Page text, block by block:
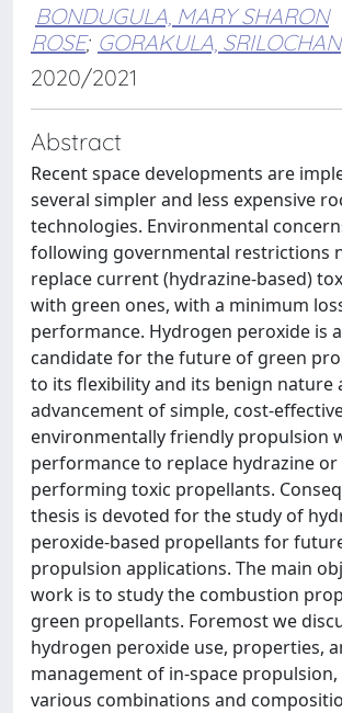
BONDUGULA, MARY SHARON
ROSE; GORAKULA, SRILOCHAN
2020/2021
Abstract
Recent space developments are
several simpler and less expensive
technologies. Environmental
following governmental restrictions
replace current (hydrazine-based)
with green ones, with a minimum
performance. Hydrogen peroxide is
candidate for the future of green
to its flexibility and its benign nature
advancement of simple, cost-
environmentally friendly propulsion
performance to replace hydrazine
performing toxic propellants.
thesis is devoted for the study of
peroxide-based propellants for
propulsion applications. The main
work is to study the combustion
green propellants. Foremost we
hydrogen peroxide use, properties,
management of in-space propulsion,
various combinations and